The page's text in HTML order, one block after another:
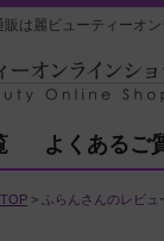
販は麗ビューティーオ
よくあるご
ふらんさんのレビュ